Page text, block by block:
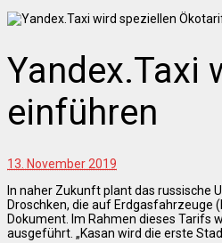
Yandex.Taxi
einführen
13. November 2019
In naher Zukunft plant das russische
Droschken, die auf Erdgasfahrzeuge
Dokument. Im Rahmen dieses
ausgeführt. „Kasan wird die erste